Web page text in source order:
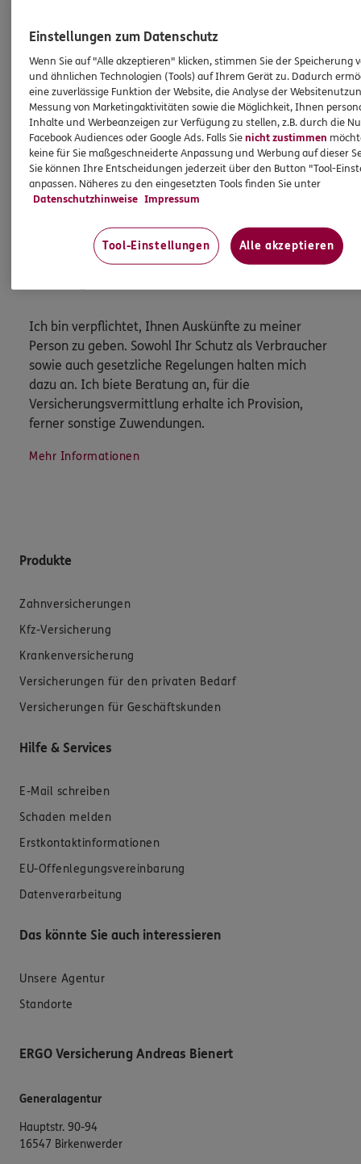
Vermittlungstätigkeit unabhängige Vergütung, deren
Höhe von den Kosten ihrer Vertriebstätigkeiten
abhängt. Das heißt für die erfolgreiche Vermittlung
Ihres bzw. eines Versicherungsvertrags bekommt die
ERGO Direkt AG keine zusätzliche Vergütung. Alle
Kostenerstattungs- und Vergütungsansprüche sind
bereits in der Versicherungsprämie enthalten [und
müssen von Ihnen nicht gesondert gezahlt werden].
Ich bin verpflichtet, Ihnen Auskünfte zu meiner
Person zu geben. Sowohl Ihr Schutz als Verbraucher
sowie auch gesetzliche Regelungen halten mich
dazu an. Ich biete Beratung an, für die
Versicherungsvermittlung erhalte ich Provision,
ferner sonstige Zuwendungen.
Mehr Informationen
Produkte
Zahnversicherungen
Kfz-Versicherung
Krankenversicherung
Versicherungen für den privaten Bedarf
Versicherungen für Geschäftskunden
Hilfe & Services
E-Mail schreiben
Schaden melden
Erstkontaktinformationen
EU-Offenlegungsvereinbarung
Datenverarbeitung
Das könnte Sie auch interessieren
Unsere Agentur
Standorte
ERGO Versicherung Andreas Bienert
Generalagentur
Hauptstr. 90-94
16547 Birkenwerder
Einstellungen zum Datenschutz
Wenn Sie auf "Alle akzeptieren" klicken, stimmen Sie der Speicherung
und ähnlichen Technologien (Tools) auf Ihrem Gerät zu. Dadurch
eine zuverlässige Funktion der Website, die Analyse der
Messung von Marketingaktivitäten sowie die Möglichkeit, Ihnen
Inhalte und Werbeanzeigen zur Verfügung zu stellen, z.B. durch die
Facebook Audiences oder Google Ads. Falls Sienicht zustimmen
keine für Sie maßgeschneiderte Anpassung und Werbung auf dieser
Sie können Ihre Entscheidungen jederzeit über den Button "Tool-
anpassen. Näheres zu den eingesetzten Tools finden Sie unter
Datenschutzhinweise Impressum
Tool-Einstellungen Alle akzeptieren